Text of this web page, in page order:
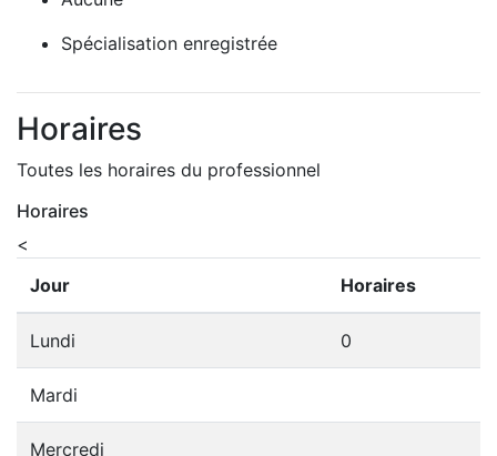
Spécialisation enregistrée
Horaires
Toutes les horaires du professionnel
Horaires
<
Jour
Horaires
Lundi 0
Mardi
Mercredi